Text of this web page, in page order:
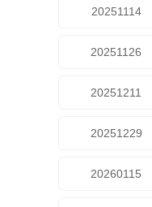
20251114
20251126
20251211
20251229
20260115